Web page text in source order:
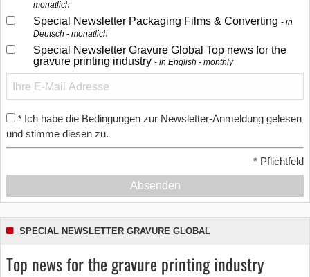
monatlich
Special Newsletter Packaging Films & Converting
in
Deutsch - monatlich
Special Newsletter Gravure Global Top news for the
gravure printing industry
in English - monthly
* Ich habe die Bedingungen zur Newsletter-Anmeldung gelesen
und stimme diesen zu.
* Pflichtfeld
Absenden
SPECIAL NEWSLETTER GRAVURE GLOBAL
Top news for the gravure printing industry